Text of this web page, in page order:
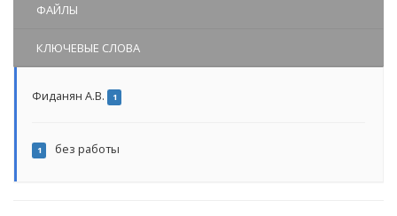
ФАЙЛЫ
КЛЮЧЕВЫЕ СЛОВА
Фиданян А.В. 1
1 без работы